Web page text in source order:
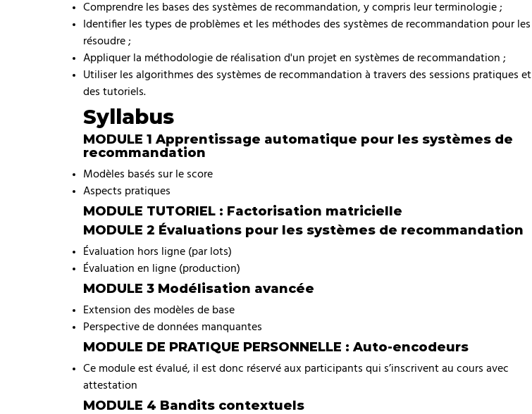
Comprendre les bases des systèmes de recommandation, y compris leur terminologie ;
Identifier les types de problèmes et les méthodes des systèmes de recommandation pour les
résoudre ;
Appliquer la méthodologie de réalisation d'un projet en systèmes de recommandation ;
Utiliser les algorithmes des systèmes de recommandation à travers des sessions pratiques et
des tutoriels.
Syllabus
MODULE 1 Apprentissage automatique pour les systèmes de
recommandation
Modèles basés sur le score
Aspects pratiques
MODULE TUTORIEL : Factorisation matricielle
MODULE 2 Évaluations pour les systèmes de recommandation
Évaluation hors ligne (par lots)
Évaluation en ligne (production)
MODULE 3 Modélisation avancée
Extension des modèles de base
Perspective de données manquantes
MODULE DE PRATIQUE PERSONNELLE : Auto-encodeurs
Ce module est évalué, il est donc réservé aux participants qui s’inscrivent au cours avec
attestation
MODULE 4 Bandits contextuels